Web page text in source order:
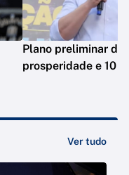
Plano preliminar de
prosperidade e 10
Ver tudo